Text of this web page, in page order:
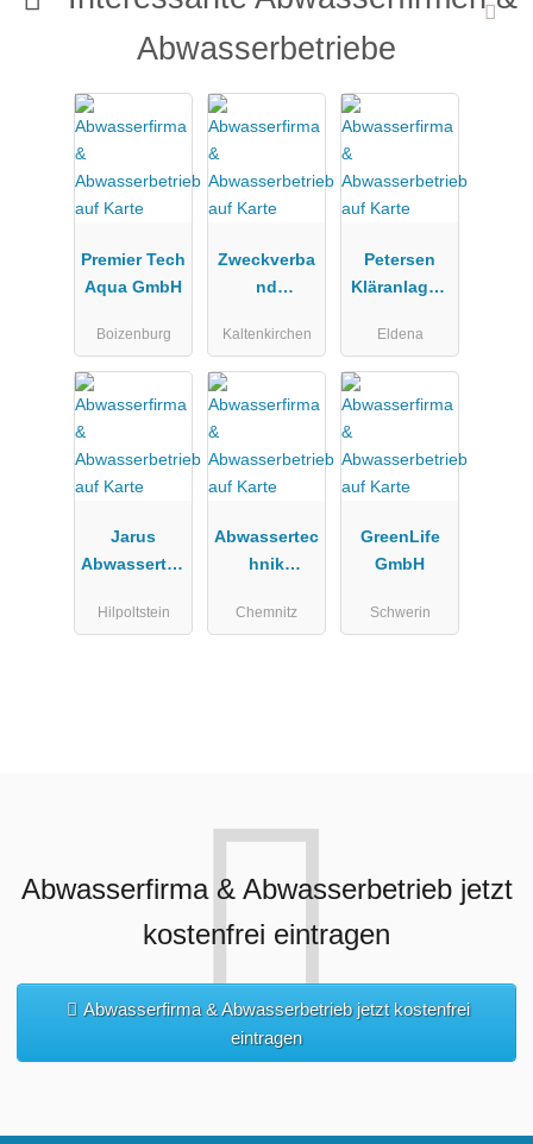
Abwasserbetriebe
Premier Tech
Aqua GmbH
Boizenburg
Zweckverba
nd
rgung
Kaltenkirche
n, Henstedt-
Kaltenkirchen
Petersen
Kläranlagen
Eldena
Jarus
Abwassertec
Rupp&Schn
Hilpoltstein
Abwassertec
hnik
GmbH
Chemnitz
GreenLife
GmbH
Schwerin
Abwasserfirma & Abwasserbetrieb jetzt
kostenfrei eintragen
Abwasserfirma & Abwasserbetrieb jetzt kostenfrei
eintragen